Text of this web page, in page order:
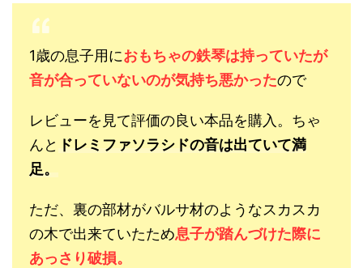
1歳の息子用におもちゃの鉄琴は持っていたが
音が合っていないのが気持ち悪かったので
レビューを見て評価の良い本品を購入。ちゃ
んと ドレミファソラシドの音は出ていて満
足。
ただ、裏の部材がバルサ材のようなスカスカ
の木で出来ていたため息子が踏んづけた際に
あっさり破損。